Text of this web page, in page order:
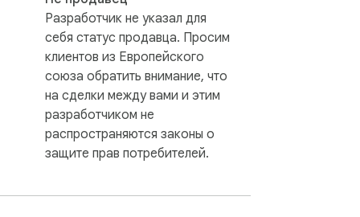
на странице.
вкладке открывается страница с
Разработчик не указал для
себя статус продавца. Просим
клиентов из Европейского
союза обратить внимание, что
на сделки между вами и этим
разработчиком не
распространяются законы о
защите прав потребителей.